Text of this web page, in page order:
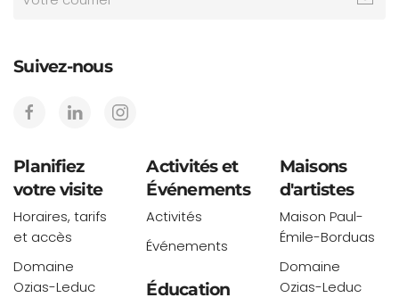
Suivez-nous
Planifiez
votre visite
Horaires, tarifs
et accès
Domaine
Ozias-Leduc
Activités et
Événements
Activités
Événements
Éducation
Maisons
d'artistes
Maison Paul-
Émile-Borduas
Domaine
Ozias-Leduc